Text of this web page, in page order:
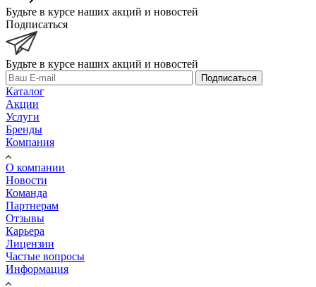
Будьте в курсе наших акций и новостей
Подписаться
Будьте в курсе наших акций и новостей
Подписаться
Каталог
Акции
Услуги
Бренды
Компания
О компании
Новости
Команда
Партнерам
Отзывы
Карьера
Лицензии
Частые вопросы
Информация